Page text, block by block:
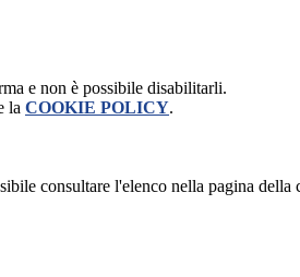
e non è possibile disabilitarli.
la COOKIE POLICY.
consultare l'elenco nella pagina della